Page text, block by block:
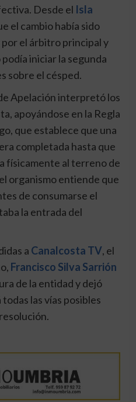
Desde el Isla
el cambio había sido
el árbitro principal y
iniciar la segunda
sobre el césped.
Apelación interpretó los
apoyándose en la Regla
que establece que una
completada hasta que
físicamente al terreno de
organismo entiende que
de consumarse el
la entrada del
a Canalcosta TV, el
Francisco Silva Sarrión
de la entidad y dejó
las vías posibles